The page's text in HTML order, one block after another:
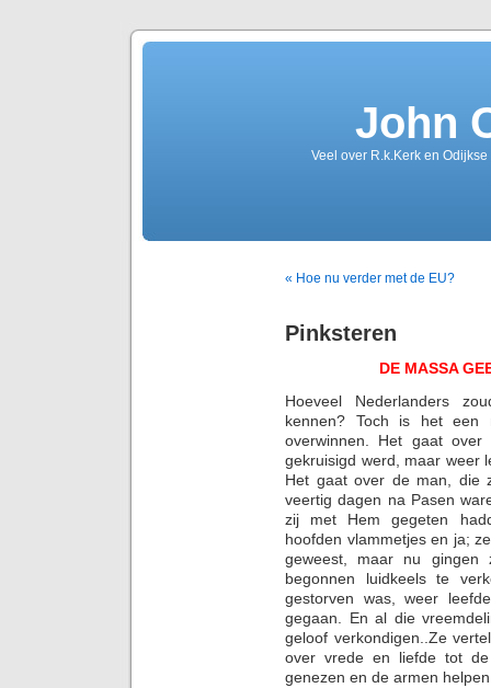
John
Veel over R.k.Kerk en
« Hoe nu verder met de EU?
Pinksteren
DE MASSA
Hoeveel Nederlanders
kennen? Toch is het een
overwinnen. Het gaat
gekruisigd werd, maar weer
Het gaat over de man, die
veertig dagen na Pasen
zij met Hem gegeten
hoofden vlammetjes en ja;
geweest, maar nu
begonnen luidkeels te
gestorven was, weer
gegaan. En al die
geloof verkondigen..Ze
over vrede en liefde tot
genezen en de armen